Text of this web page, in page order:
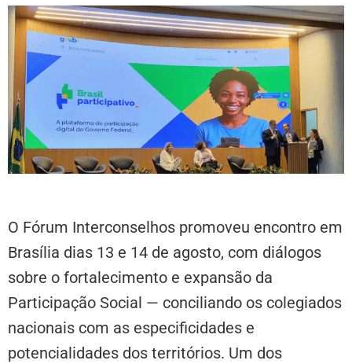
O Fórum Interconselhos promoveu encontro em
Brasília dias 13 e 14 de agosto, com diálogos
sobre o fortalecimento e expansão da
Participação Social — conciliando os colegiados
nacionais com as especificidades e
potencialidades dos territórios. Um dos